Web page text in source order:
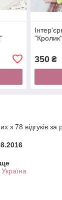
350₴
з 78 відгуків за